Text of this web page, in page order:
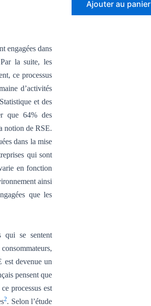
engagées dans
la suite, les
ce processus
d’activités
et des
que 64% des
notion de RSE.
dans la mise
qui sont
en fonction
ainsi
que les
qui se sentent
est devenue un
pensent que
processus est
2. Selon l’étude
portant
Ajouter au panier